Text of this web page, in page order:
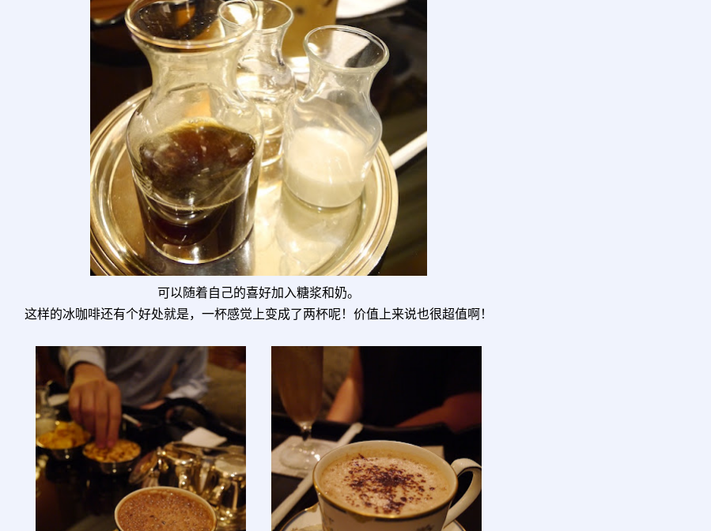
可以随着自己的喜好加入糖浆和奶。
这样的冰咖啡还有个好处就是，一杯感觉上变成了两杯呢！价值上来说也很超值啊！